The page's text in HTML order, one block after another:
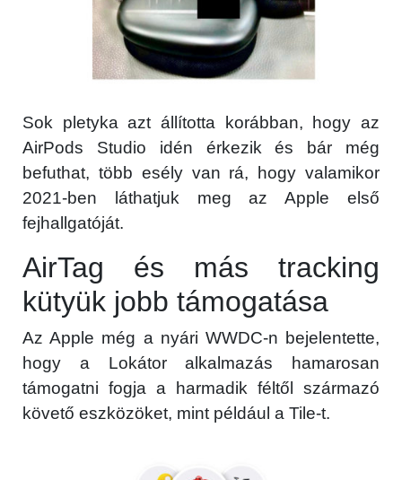
Sok pletyka azt állította korábban, hogy az
AirPods Studio idén érkezik és bár még
befuthat, több esély van rá, hogy valamikor
2021-ben láthatjuk meg az Apple első
fejhallgatóját.
AirTag és más tracking
kütyük jobb támogatása
Az Apple még a nyári WWDC-n bejelentette,
hogy a Lokátor alkalmazás hamarosan
támogatni fogja a harmadik féltől származó
követő eszközöket, mint például a Tile-t.